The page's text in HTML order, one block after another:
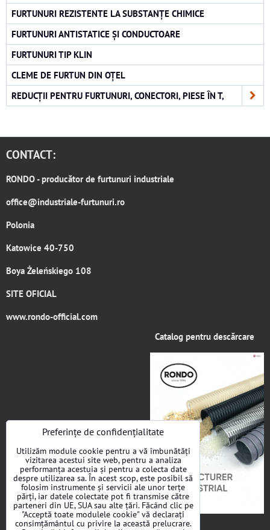
FURTUNURI REZISTENTE LA SUBSTANȚE CHIMICE
FURTUNURI ANTISTATICE ȘI CONDUCTOARE
FURTUNURI TIP KLIN
CLEME DE FURTUN DIN OȚEL
REDUCȚII PENTRU FURTUNURI, CONECTORI, PIESE ÎN T,
CONTACT:
RONDO- producător de furtunuri industriale
office@industriale-furtunuri.ro
Polonia
Katowice 40-750
Boya Żeleńskiego 108
SITE OFICIAL
www.rondo-official.com
Catalog pentru descărcare
Preferințe de confidențialitate
Utilizăm module cookie pentru a vă îmbunătăți
vizitarea acestui site web, pentru a analiza
performanța acestuia și pentru a colecta date
despre utilizarea sa. În acest scop, este posibil să
folosim instrumente și servicii ale unor terțe
părți, iar datele colectate pot fi transmise către
parteneri din UE, SUA sau alte țări. Făcând clic pe
"Acceptă toate modulele cookie" vă declarați
consimțământul cu privire la această prelucrare.